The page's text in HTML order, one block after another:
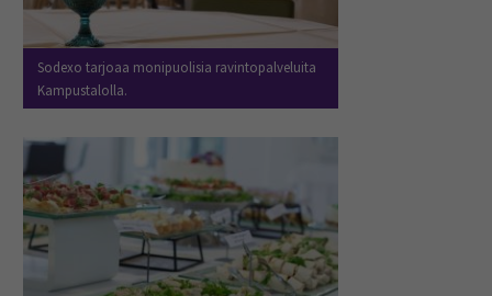
Sodexo tarjoaa monipuolisia ravintopalveluita
Kampustalolla.